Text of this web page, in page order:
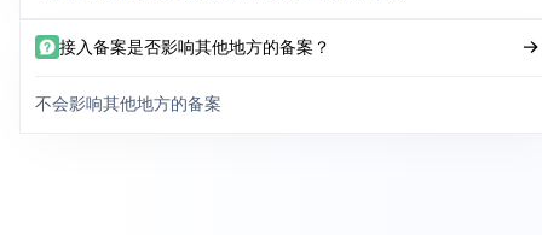
接入备案是否影响其他地方的备案？
不会影响其他地方的备案